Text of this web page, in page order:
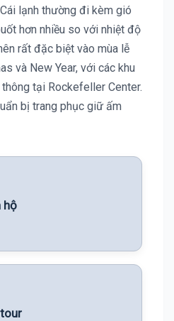
lạnh thường đi kèm gió
hơn nhiều so với nhiệt độ
rất đặc biệt vào mùa lễ
và New Year, với các khu
tại Rockefeller Center.
bị trang phục giữ ấm
hộ